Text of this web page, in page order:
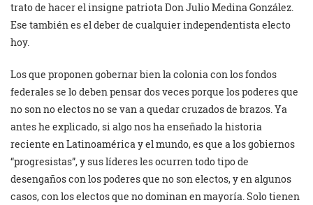
trato de hacer el insigne patriota Don Julio Medina González.
Ese también es el deber de cualquier independentista electo
hoy.
Los que proponen gobernar bien la colonia con los fondos
federales se lo deben pensar dos veces porque los poderes que
no son no electos no se van a quedar cruzados de brazos. Ya
antes he explicado, si algo nos ha enseñado la historia
reciente en Latinoamérica y el mundo, es que a los gobiernos
“progresistas”, y sus líderes les ocurren todo tipo de
desengaños con los poderes que no son electos, y en algunos
casos, con los electos que no dominan en mayoría. Solo tienen